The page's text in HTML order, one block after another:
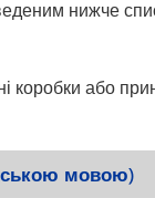
нижче
коробки або
мовою)